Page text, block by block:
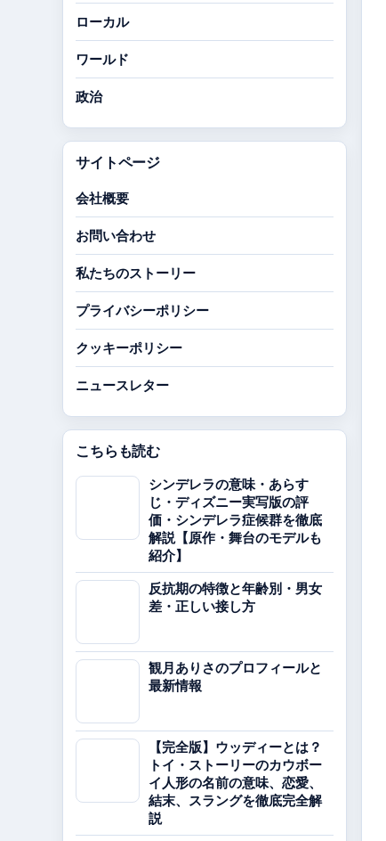
ローカル
ワールド
政治
サイトページ
会社概要
お問い合わせ
私たちのストーリー
プライバシーポリシー
クッキーポリシー
ニュースレター
こちらも読む
シンデレラの意味・あらす
じ・ディズニー実写版の評
価・シンデレラ症候群を徹底
解説【原作・舞台のモデルも
紹介】
反抗期の特徴と年齢別・男女
差・正しい接し方
観月ありさのプロフィールと
最新情報
【完全版】ウッディーとは？
トイ・ストーリーのカウボー
イ人形の名前の意味、恋愛、
結末、スラングを徹底完全解
説